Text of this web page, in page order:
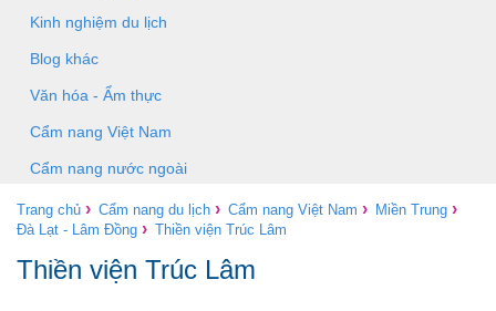
Kinh nghiệm du lịch
Blog khác
Văn hóa - Ẩm thực
Cẩm nang Việt Nam
Cẩm nang nước ngoài
Trang chủ › Cẩm nang du lịch › Cẩm nang Việt Nam › Miền Trung ›
Đà Lạt - Lâm Đồng › Thiền viện Trúc Lâm
Thiền viện Trúc Lâm